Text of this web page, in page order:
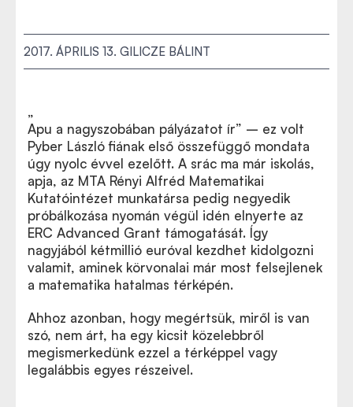
2017. ÁPRILIS 13. GILICZE BÁLINT
„
Összefoglaló cikkünk a friss ERC Advanced Grant-
nyertesekről itt olvasható.
Apu a nagyszobában pályázatot ír” – ez volt
Pyber László fiának első összefüggő mondata
úgy nyolc évvel ezelőtt. A srác ma már iskolás,
apja, az MTA Rényi Alfréd Matematikai
Kutatóintézet munkatársa pedig negyedik
próbálkozása nyomán végül idén elnyerte az
ERC Advanced Grant támogatását. Így
nagyjából kétmillió euróval kezdhet kidolgozni
valamit, aminek körvonalai már most felsejlenek
a matematika hatalmas térképén.
Ahhoz azonban, hogy megértsük, miről is van
szó, nem árt, ha egy kicsit közelebbről
megismerkedünk ezzel a térképpel vagy
legalábbis egyes részeivel.